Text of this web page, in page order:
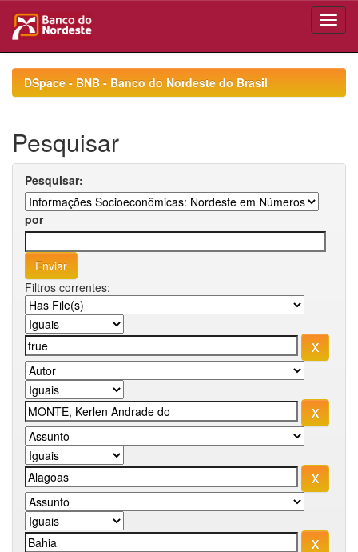
navigationDSpace - BNB - Banco do Nordeste do Brasil
Pesquisar
Pesquisar:
por
Filtros correntes: